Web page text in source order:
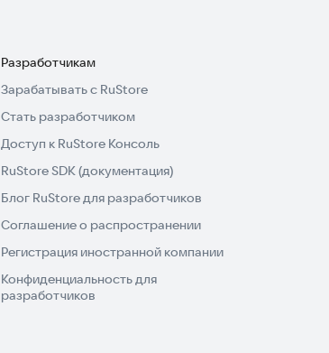
Разработчикам
Зарабатывать с RuStore
Стать разработчиком
Доступ к RuStore Консоль
RuStore SDK (документация)
Блог RuStore для разработчиков
Соглашение о распространении
Регистрация иностранной компании
Конфиденциальность для
разработчиков